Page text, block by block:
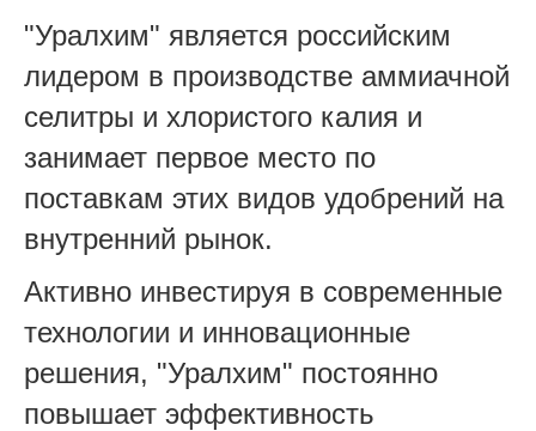
"Уралхим" является российским
лидером в производстве аммиачной
селитры и хлористого калия и
занимает первое место по
поставкам этих видов удобрений на
внутренний рынок.
Активно инвестируя в современные
технологии и инновационные
решения, "Уралхим" постоянно
повышает эффективность